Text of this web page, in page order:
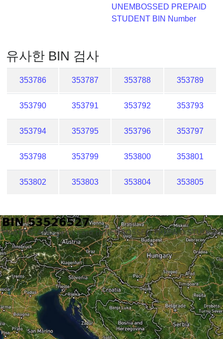
Validator
UNEMBOSSED PREPAID
STUDENT BIN Number
유사한 BIN 검사
353786 353787 353788 353789
353790 353791 353792 353793
353794 353795 353796 353797
353798 353799 353800 353801
353802 353803 353804 353805